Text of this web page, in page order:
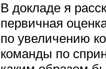
В докладе я
первичная
по увеличению
команды по